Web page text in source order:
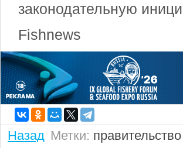
законодательную
Fishnews
Назад Метки: правительство